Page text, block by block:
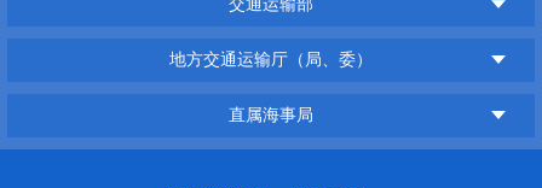
交通运输部
地方交通运输厅（局、委）
直属海事局